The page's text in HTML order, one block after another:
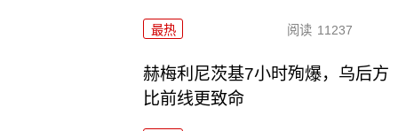
最热 阅读 11237
赫梅利尼茨基7小时殉爆，乌后方
比前线更致命